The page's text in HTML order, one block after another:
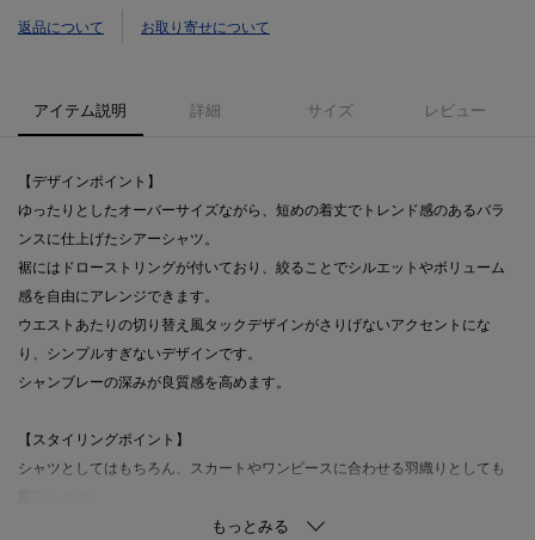
返品について お取り寄せについて
アイテム説明 詳細 サイズ レビュー
【デザインポイント】
ゆったりとしたオーバーサイズながら、短めの着丈でトレンド感のあるバラ
ンスに仕上げたシアーシャツ。
裾にはドローストリングが付いており、絞ることでシルエットやボリューム
感を自由にアレンジできます。
ウエストあたりの切り替え風タックデザインがさりげないアクセントにな
り、シンプルすぎないデザインです。
シャンブレーの深みが良質感を高めます。
【スタイリングポイント】
シャツとしてはもちろん、スカートやワンピースに合わせる羽織りとしても
ハイウエストのボトムスと合わせれば、短丈効果でスタイルアップが実現。